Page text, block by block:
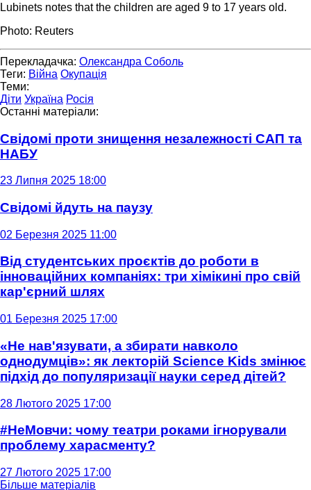
Lubinets notes that the children are aged 9 to 17 years old.
Photo: Reuters
Перекладачка: Олександра Соболь
Теги: Війна Окупація
Теми:
Діти Україна Росія
Останні матеріали:
Свідомі проти знищення незалежності САП та
НАБУ
23 Липня 2025 18:00
Свідомі йдуть на паузу
02 Березня 2025 11:00
Від студентських проєктів до роботи в
інноваційних компаніях: три хімікині про свій
кар'єрний шлях
01 Березня 2025 17:00
«Не нав'язувати, а збирати навколо
однодумців»: як лекторій Science Kids змінює
підхід до популяризації науки серед дітей?
28 Лютого 2025 17:00
#НеМовчи: чому театри роками ігнорували
проблему харасменту?
27 Лютого 2025 17:00
Більше матеріалів